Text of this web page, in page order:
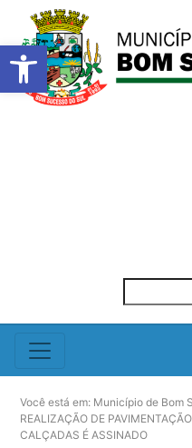
Barra de
Você está em: Município de Bom
REALIZAÇÃO DE
CALÇADAS É ASSINADO